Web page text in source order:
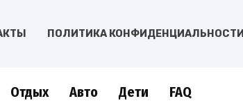
ПОЛИТИКА КОНФИДЕНЦИАЛЬНОСТИ
Отдых Авто Дети FAQ